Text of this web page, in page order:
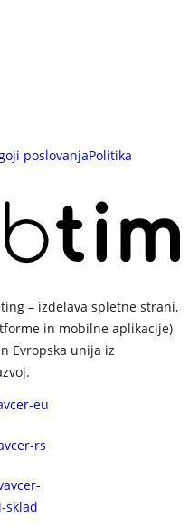
poslovanjaPolitika
– izdelava spletne strani,
in mobilne aplikacije)
Evropska unija iz